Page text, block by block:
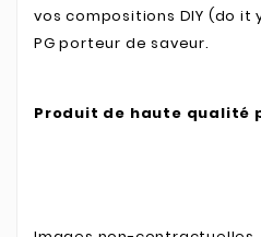
vos compositions DIY (do
PG porteur de saveur.
Produit de haute qualité